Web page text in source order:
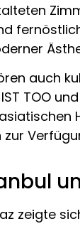
auch
TOO
zeigte